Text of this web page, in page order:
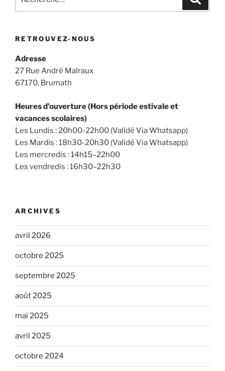
pour
RETROUVEZ-NOUS
Adresse
27 Rue André Malraux
67170, Brumath
Heures d’ouverture (Hors période estivale et
vacances scolaires)
Les Lundis : 20h00-22h00 (Validé Via Whatsapp)
Les Mardis : 18h30-20h30 (Validé Via Whatsapp)
Les mercredis : 14h15–22h00
Les vendredis : 16h30–22h30
ARCHIVES
avril 2026
octobre 2025
septembre 2025
août 2025
mai 2025
avril 2025
octobre 2024